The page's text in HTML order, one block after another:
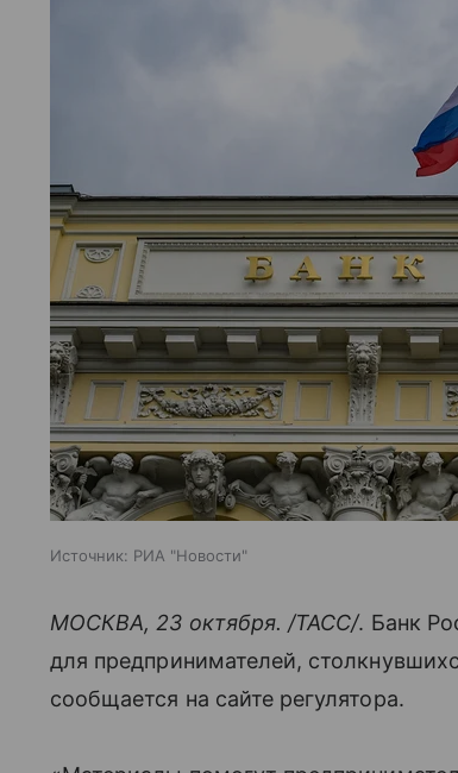
Источник: РИА "Новости"
МОСКВА, 23 октября. /ТАСС/. Банк
для предпринимателей,
сообщается на сайте регулятора.